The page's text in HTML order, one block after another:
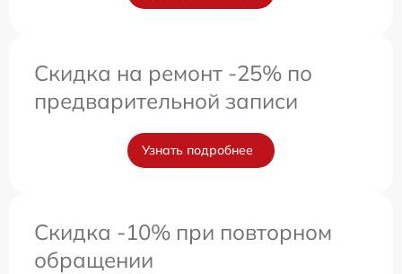
Скидка на ремонт -25% по
предварительной записи
Узнать подробнее
Скидка -10% при повторном
обращении